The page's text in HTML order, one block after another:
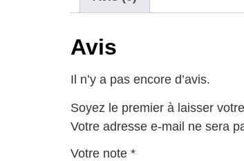
Avis
Il n’y a pas encore d’avis.
Soyez le premier à laisser
Votre adresse e-mail ne sera
Votre note *